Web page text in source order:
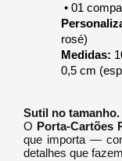
• 01
rosé)
Medidas:
0,5 cm
Sutil no
O Porta-Cartões
que importa —
detalhes que